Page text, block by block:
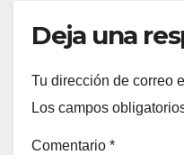
Deja una
Tu dirección de correo
Los campos
Comentario *